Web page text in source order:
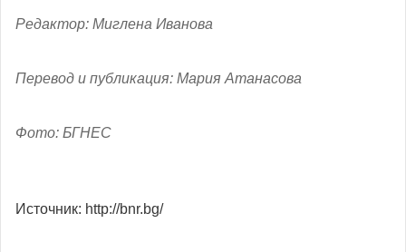
Редактор: Миглена Иванова
Перевод и публикация: Мария Атанасова
Фото: БГНЕС
Источник: http://bnr.bg/